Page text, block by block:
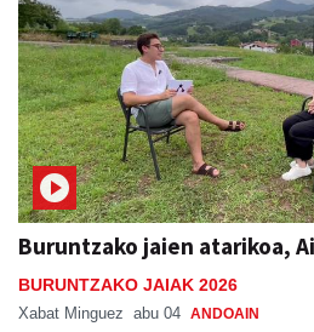
Buruntzako jaien atarikoa,
BURUNTZAKO JAIAK 2026
Xabat Minguez abu 04 ANDOAIN